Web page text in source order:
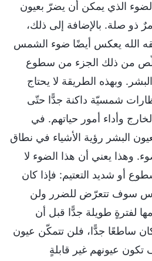
الذي يمكن أن يضرّ بعيون
ذو صلة. بالإضافة إلى ذلك،
الله يعكس أيضًا ضوء الشمس
من ذلك الجزء من سطوع
وبهذه الطريقة لا يحتاج
شمسيّة داكنة جدًّا حتّى
وأداء أمور حياتهم. في
البشر رؤية الأشياء في نطاق
وهذا يعني أن هذا الضوء لا
أو شديد التعتيم: فإذا كان
سوف تتعرّض للضرر ولن
لفترةٍ طويلة جدًّا قبل أن
ساطعًا جدًّا، فلن تتمكّن عيون
عيونهم غير قابلةٍ